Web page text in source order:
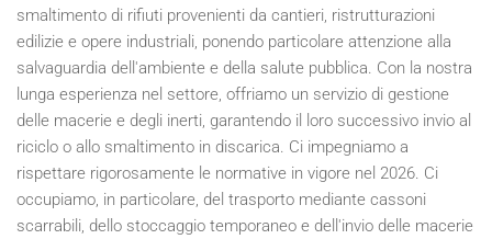
smaltimento di rifiuti provenienti da cantieri, ristrutturazioni
edilizie e opere industriali, ponendo particolare attenzione alla
salvaguardia dell'ambiente e della salute pubblica. Con la nostra
lunga esperienza nel settore, offriamo un servizio di gestione
delle macerie e degli inerti, garantendo il loro successivo invio al
riciclo o allo smaltimento in discarica. Ci impegniamo a
rispettare rigorosamente le normative in vigore nel 2026. Ci
occupiamo, in particolare, del trasporto mediante cassoni
scarrabili, dello stoccaggio temporaneo e dell'invio delle macerie